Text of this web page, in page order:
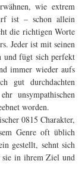
wie extrem
ist – schon allein
die richtigen Worte
Jeder ist mit seinen
und fügt sich perfekt
immer wieder aufs
gut durchdachten
unsympathischen
worden.
0815 Charakter,
Genre oft üblich
gestellt, sehnt sich
sie in ihrem Ziel und